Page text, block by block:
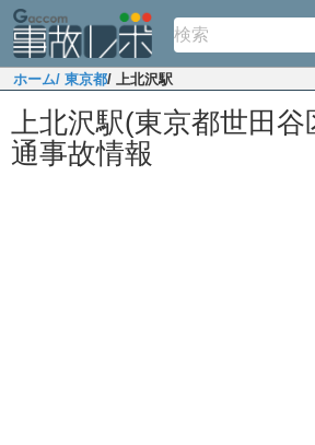
ホーム/ 東京都/ 上北沢駅
上北沢駅(東京都世田谷
通事故情報